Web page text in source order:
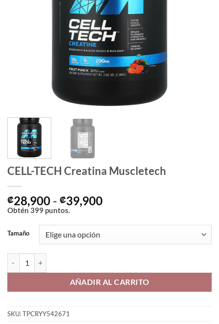
CELL-TECH Creatina Muscletech
₡28,900 - ₡39,900Rango
precios:
₡28,900
₡39,900
Obtén 399 puntos.
Tamaño
AÑADIR AL CARRITO
SKU:TPCRYY542671